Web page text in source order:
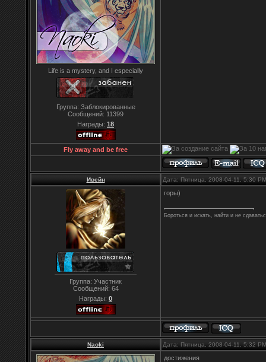
Life is a mystery, and I especially
Группа: Заблокированные
Сообщений: 11399
Награды: 18
Fly away and be free
Ивейн Дата: Пятница, 2008-04-11, 5:30
Группа: Участник
Сообщений: 64
Награды: 0
горы)
Бороться и искать, найти и не
Naoki Дата: Пятница, 2008-04-11, 5:32
достижения